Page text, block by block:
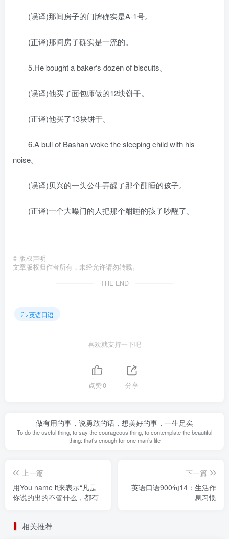
(误译)那间房子的门牌确实是A-1号。
(正译)那间房子确实是一流的。
5.He bought a baker‘s dozen of biscuits。
(误译)他买了面包师做的12块饼干。
(正译)他买了13块饼干。
6.A bull of Bashan woke the sleeping child with his
noise。
(误译)贝兴的一头公牛弄醒了那个酣睡的孩子。
(正译)一个大嗓门的人把那个酣睡的孩子吵醒了。
© 版权声明
文章版权归作者所有，未经允许请勿转载。
THE END
英语口语
喜欢就支持一下吧
点赞0 分享
做有用的事，说勇敢的话，想美好的事，一生足矣
To do the useful thing, to say the courageous thing, to contemplate the beautiful
thing: that’s enough for one man’s life
上一篇
用You name it来表示“凡是
你说的出的不管什么，都有
下一篇
英语口语900句14：生活作
息习惯
相关推荐